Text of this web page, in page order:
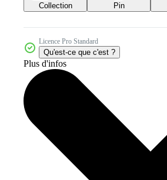
Collection Pin
Licence Pro Standard
Qu'est-ce que c'est ?
Plus d'infos